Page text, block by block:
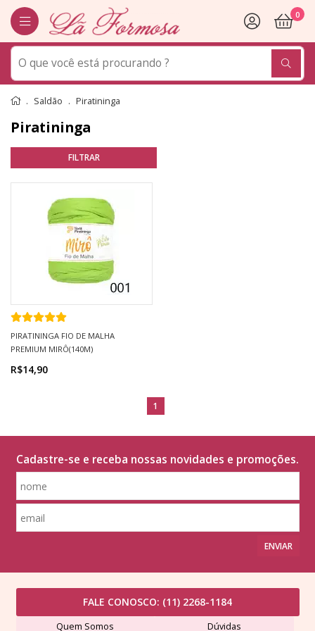
0
Saldão Piratininga
Piratininga
PIRATININGA FIO DE MALHA
PREMIUM MIRÔ(140M)
R$14,90
1
Cadastre-se e receba nossas novidades e promoções.
ENVIAR
FALE CONOSCO: (11) 2268-1184
Quem Somos Dúvidas